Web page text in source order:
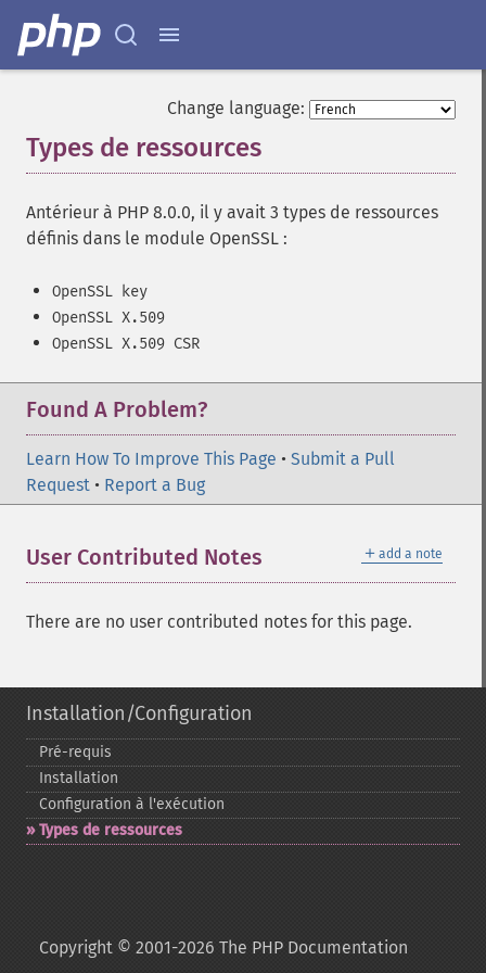
Change language:
Types de ressources
Antérieur à PHP 8.0.0, il y avait 3 types de ressources
définis dans le module OpenSSL :
OpenSSL key
OpenSSL X.509
OpenSSL X.509 CSR
Found A Problem?
Learn How To Improve This Page • Submit a Pull
Request • Report a Bug
＋ add a note
User Contributed Notes
There are no user contributed notes for this page.
Installation/Configuration
Pré-​requis
Installation
Configuration à l'exécution
Types de ressources
Copyright © 2001-2026 The PHP Documentation